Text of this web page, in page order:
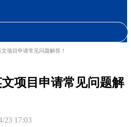
文项目申请常见问题解答！
文项目申请常见问题解
23 17:03